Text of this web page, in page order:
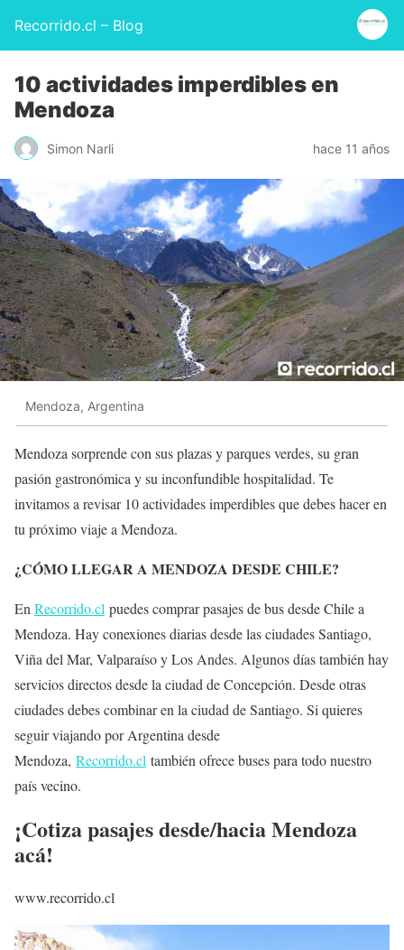
Recorrido.cl – Blog
10 actividades imperdibles en
Mendoza
Simon Narli hace 11 años
Mendoza, Argentina
Mendoza sorprende con sus plazas y parques verdes, su gran
pasión gastronómica y su inconfundible hospitalidad. Te
invitamos a revisar 10 actividades imperdibles que debes hacer en
tu próximo viaje a Mendoza.
¿CÓMO LLEGAR A MENDOZA DESDE CHILE?
En Recorrido.cl puedes comprar pasajes de bus desde Chile a
Mendoza. Hay conexiones diarias desde las ciudades Santiago,
Viña del Mar, Valparaíso y Los Andes. Algunos días también hay
servicios directos desde la ciudad de Concepción. Desde otras
ciudades debes combinar en la ciudad de Santiago. Si quieres
seguir viajando por Argentina desde
Mendoza, Recorrido.cl también ofrece buses para todo nuestro
país vecino.
¡Cotiza pasajes desde/hacia Mendoza
acá!
www.recorrido.cl